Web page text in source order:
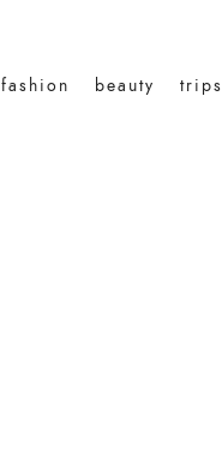
fashion beauty trips